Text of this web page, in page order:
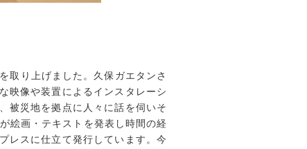
取り上げました。久保ガエタンさ
映像や装置によるインスタレーシ
被災地を拠点に人々に話を伺いそ
絵画・テキストを発表し時間の経
レスに仕立て発行しています。今